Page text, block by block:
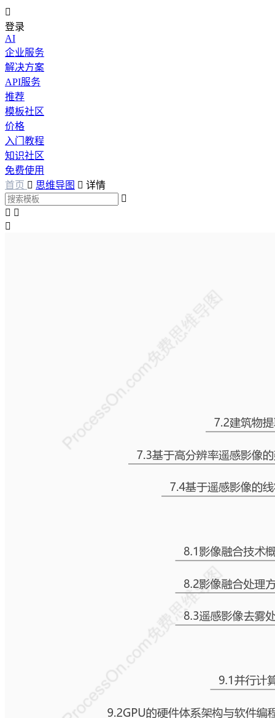

登录
AI
企业服务
解决方案
API服务
推荐
模板社区
价格
入门教程
知识社区
免费使用
首页  思维导图  详情

 
